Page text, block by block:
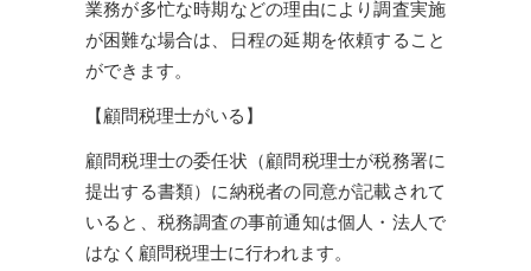
業務が多忙な時期などの理由により調査実施
が困難な場合は、日程の延期を依頼すること
ができます。
【顧問税理士がいる】
顧問税理士の委任状（顧問税理士が税務署に
提出する書類）に納税者の同意が記載されて
いると、税務調査の事前通知は個人・法人で
はなく顧問税理士に行われます。